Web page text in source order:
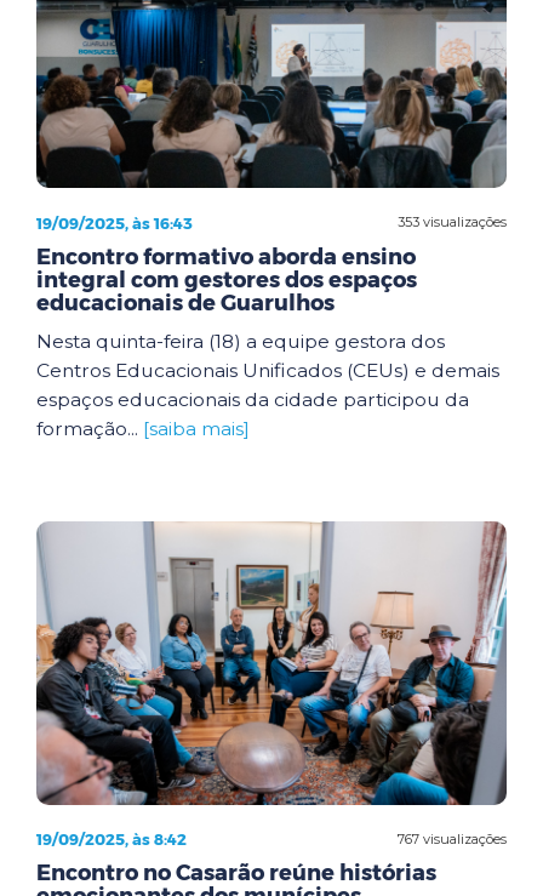
353 visualizações
19/09/2025, às 16:43
Encontro formativo aborda ensino
integral com gestores dos espaços
educacionais de Guarulhos
Nesta quinta-feira (18) a equipe gestora dos
Centros Educacionais Unificados (CEUs) e demais
espaços educacionais da cidade participou da
formação... [saiba mais]
767 visualizações
19/09/2025, às 8:42
Encontro no Casarão reúne histórias